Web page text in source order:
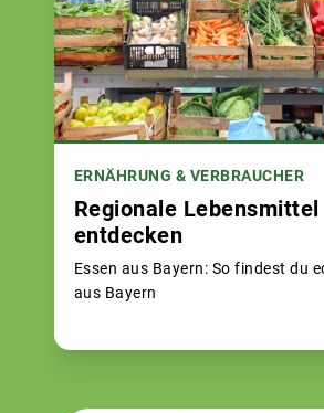
ERNÄHRUNG & VERBRAUCHER
Regionale Lebensmittel
entdecken
Essen aus Bayern: So findest du
aus Bayern